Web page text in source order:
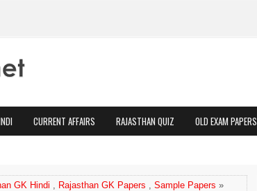
CURRENT AFFAIRS RAJASTHAN QUIZ OLD EXAM PAPERS
GK Hindi , Rajasthan GK Papers , Sample Papers »